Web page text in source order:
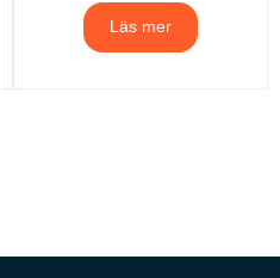
Läs mer